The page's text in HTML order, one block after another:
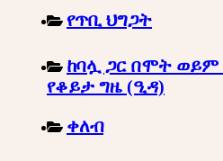
የጥቢ ህግጋት
ከባሏ ጋር በሞት ወይም
የቆይታ ግዜ (ዒዳ)
ቀለብ